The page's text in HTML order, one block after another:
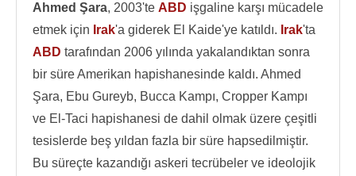
Ahmed Şara, 2003'te ABD işgaline karşı mücadele
etmek için Irak'a giderek El Kaide'ye katıldı. Irak'ta
ABD tarafından 2006 yılında yakalandıktan sonra
bir süre Amerikan hapishanesinde kaldı. Ahmed
Şara, Ebu Gureyb, Bucca Kampı, Cropper Kampı
ve El-Taci hapishanesi de dahil olmak üzere çeşitli
tesislerde beş yıldan fazla bir süre hapsedilmiştir.
Bu süreçte kazandığı askeri tecrübeler ve ideolojik